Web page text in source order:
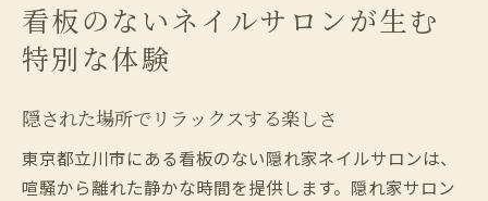
看板のないネイルサロンが生む
特別な体験
隠された場所でリラックスする楽しさ
東京都立川市にある看板のない隠れ家ネイルサロンは、
喧騒から離れた静かな時間を提供します。隠れ家サロン